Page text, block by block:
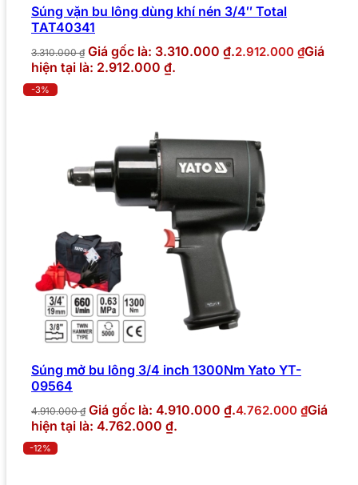
Súng vặn bu lông dùng khí nén 3/4″ Total
TAT40341
3.310.000₫ Giá gốc là: 3.310.000 ₫.2.912.000 ₫Giá
hiện tại là: 2.912.000 ₫.
-3%
Súng mở bu lông 3/4 inch 1300Nm Yato YT-
09564
4.910.000₫ Giá gốc là: 4.910.000 ₫.4.762.000 ₫Giá
hiện tại là: 4.762.000 ₫.
-12%